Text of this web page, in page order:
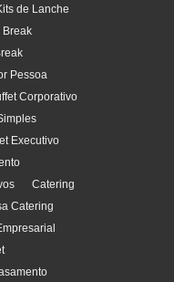
de Lanche
Break
Pessoa
Corporativo
Executivo
Catering
Catering